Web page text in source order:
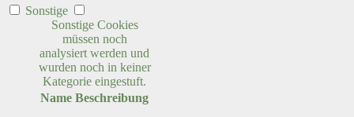
Sonstige
Sonstige Cookies
müssen noch
analysiert werden und
wurden noch in keiner
Kategorie eingestuft.
Name Beschreibung